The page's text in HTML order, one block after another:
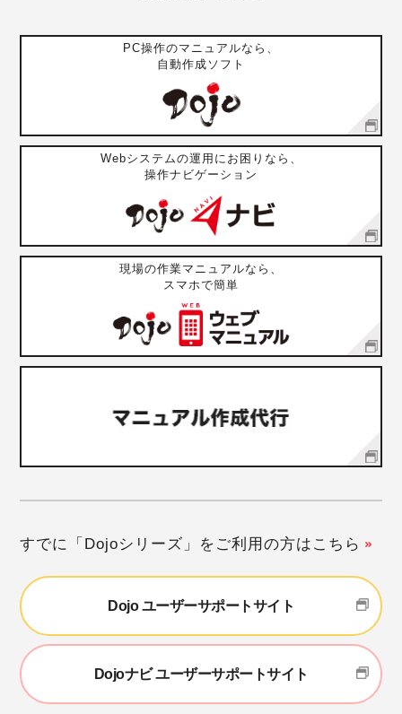
PC操作のマニュアルなら、
自動作成ソフト
Webシステムの運用にお困りなら、
操作ナビゲーション
現場の作業マニュアルなら、
スマホで簡単
すでに「Dojoシリーズ」をご利用の方はこちら
Dojo ユーザーサポートサイト
Dojoナビ ユーザーサポートサイト